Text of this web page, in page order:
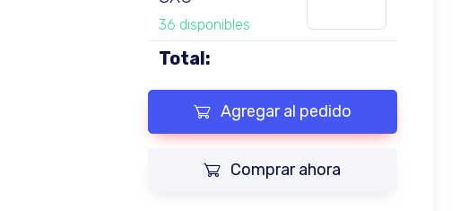
36 disponibles
Total:
Agregar al pedido
Comprar ahora